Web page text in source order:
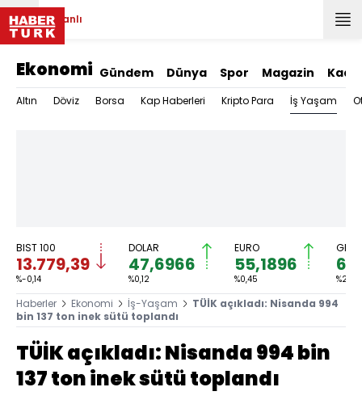
Canlı
Ekonomi Gündem Dünya Spor Magazin
Altın Döviz Borsa Kap Haberleri Kripto Para İş Yaşam
BIST 100
13.779,39
%-0,14
DOLAR
47,6966
%0,12
EURO
55,1896
%0,45 %2,59
Haberler Ekonomi İş-Yaşam
TÜİK açıkladı: Nisanda 994
bin 137 ton inek sütü toplandı
TÜİK açıkladı: Nisanda 994 bin
137 ton inek sütü toplandı